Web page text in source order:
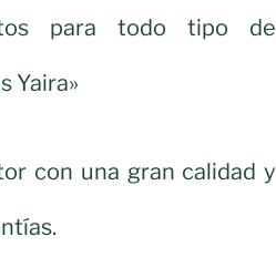
para todo tipo de
Yaira»
con una gran calidad y